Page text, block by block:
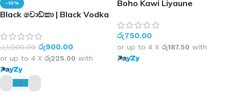
-10%
Black වොඩ්කා | Black Vodka
රු1,000.00 රු900.00
or up to 4 X රු225.00 with
Boho Kawi Liyaune
ලියවුණේ ඔබටය.
රු750.00
or up to 4 X රු187.50 with